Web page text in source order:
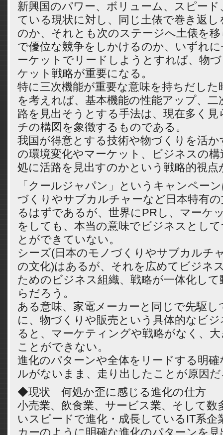
新興国のパワー、ボリューム、スピー
ている現状に対し、同じ土俵で巻き返
のか、それとも次のステージへ土俵を
で優位な競争をしかけるのか、いずれ
ーケットでリードしようとすれば、物
ケット戦略が重要になる。
特に三次機能が重要な意味を持ちだし
を考えれば、基本機能の性能アップ、二
路を見出そうとする手法は、現在多く
チの構図を象徴するものである。
我国が得意とする技術や物づくりを活
の環境変化やマーケット、ビジネスの
処に活路を見出すのかという戦略的視点
「クールジャパン」というキャンペー
づくりやサブカルチャーなど日本特有
るはずであるが、世界にPRし、マーケ
をしても、本当の意味でビジネスとし
とができていない。
シーズ(日本のモノづくりやサブカルチ
の文化)はあるが、それを広めてビジネ
ためのビジネス組織、戦略が一体化し
らだろう。
ある意味、家電メーカーと同じで先駆
に、物づくりや販売という具体的なビ
ると、マーケティングや戦略がなく、
ことができない。
進化のパターンや全体をリードする明
ルがないまま、走り出したことが原因
◆現状 何処か歪に感じる進化の仕方
小売業、飲食業、サービス業、そして数
いスピードで進化・成長しているIT系企
カーのように明確な進化のパターンを